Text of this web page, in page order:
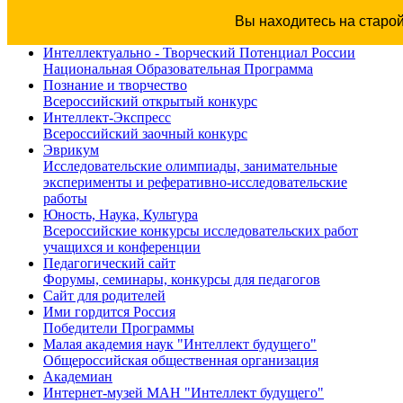
Вы находитесь на
Интеллектуально - Творческий Потенциал России
Национальная Образовательная Программа
Познание и творчество
Всероссийский открытый конкурс
Интеллект-Экспресс
Всероссийский заочный конкурс
Эврикум
Исследовательские олимпиады, занимательные
эксперименты и реферативно-исследовательские
работы
Юность, Наука, Культура
Всероссийские конкурсы исследовательских работ
учащихся и конференции
Педагогический сайт
Форумы, семинары, конкурсы для педагогов
Сайт для родителей
Ими гордится Россия
Победители Программы
Малая академия наук "Интеллект будущего"
Общероссийская общественная организация
Академиан
Интернет-музей МАН "Интеллект будущего"